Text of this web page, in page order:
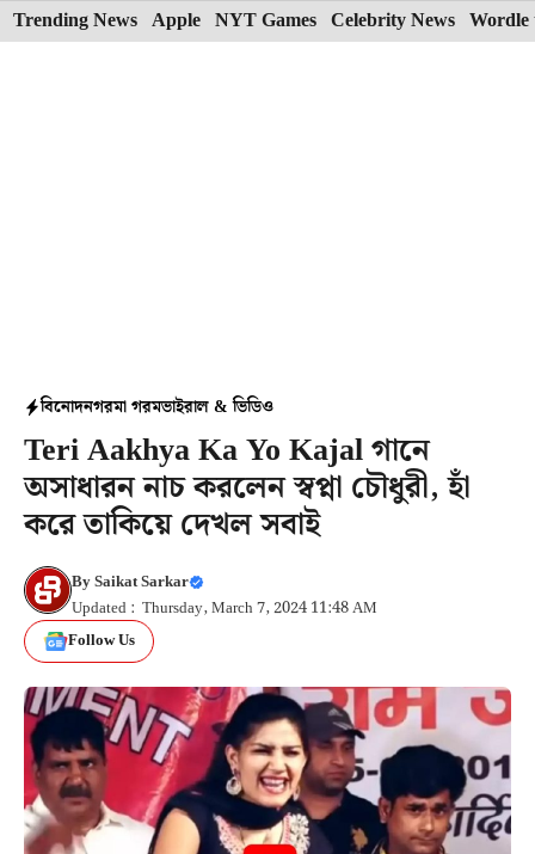
Skip
to
Trending News Apple NYT Games Celebrity News Wordle
বিনোদনগরমা গরমভাইরাল & ভিডিও
Teri Aakhya Ka Yo Kajal গানে
অসাধারন নাচ করলেন স্বপ্না চৌধুরী, হাঁ
করে তাকিয়ে দেখল সবাই
BySaikat Sarkar
Updated : Thursday, March 7, 2024 11:48 AM
Follow Us